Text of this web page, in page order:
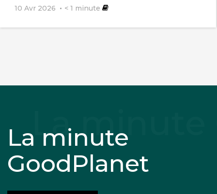
10 Avr 2026 < 1 minute
La minute
GoodPlanet